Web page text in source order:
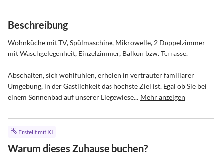
Beschreibung
Wohnküche mit TV, Spülmaschine, Mikrowelle, 2 Doppelzimmer
mit Waschgelegenheit, Einzelzimmer, Balkon bzw. Terrasse.
Abschalten, sich wohlfühlen, erholen in vertrauter familiärer
Umgebung, in der Gastlichkeit das höchste Ziel ist. Egal ob Sie bei
einem Sonnenbad auf unserer Liegewiese... Mehr anzeigen
Erstellt mit KI
Warum dieses Zuhause buchen?